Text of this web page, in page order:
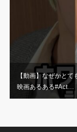
【動画】なぜかと
映画あるある#Act…